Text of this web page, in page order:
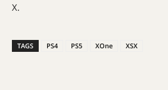
X.
TAGS PS4 PS5 XOne XSX